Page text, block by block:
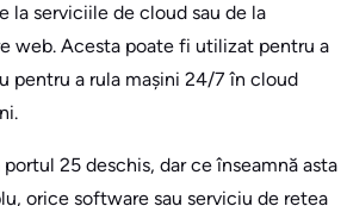
la serviciile de cloud sau de la
web. Acesta poate fi utilizat pentru a
pentru a rula mașini 24/7 în cloud
25 deschis, dar ce înseamnă asta
orice software sau serviciu de rețea